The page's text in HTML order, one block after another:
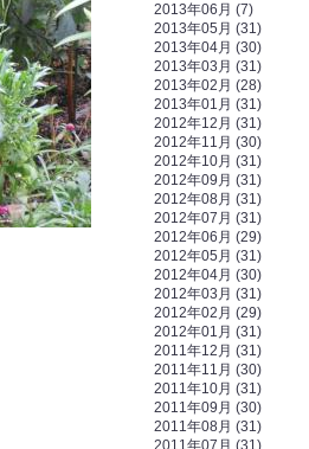
2013年06月 (7)
2013年05月 (31)
2013年04月 (30)
2013年03月 (31)
2013年02月 (28)
2013年01月 (31)
2012年12月 (31)
2012年11月 (30)
2012年10月 (31)
2012年09月 (31)
2012年08月 (31)
2012年07月 (31)
2012年06月 (29)
2012年05月 (31)
2012年04月 (30)
2012年03月 (31)
2012年02月 (29)
2012年01月 (31)
2011年12月 (31)
2011年11月 (30)
2011年10月 (31)
2011年09月 (30)
2011年08月 (31)
2011年07月 (31)